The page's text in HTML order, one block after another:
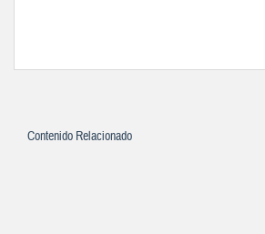
Contenido Relacionado